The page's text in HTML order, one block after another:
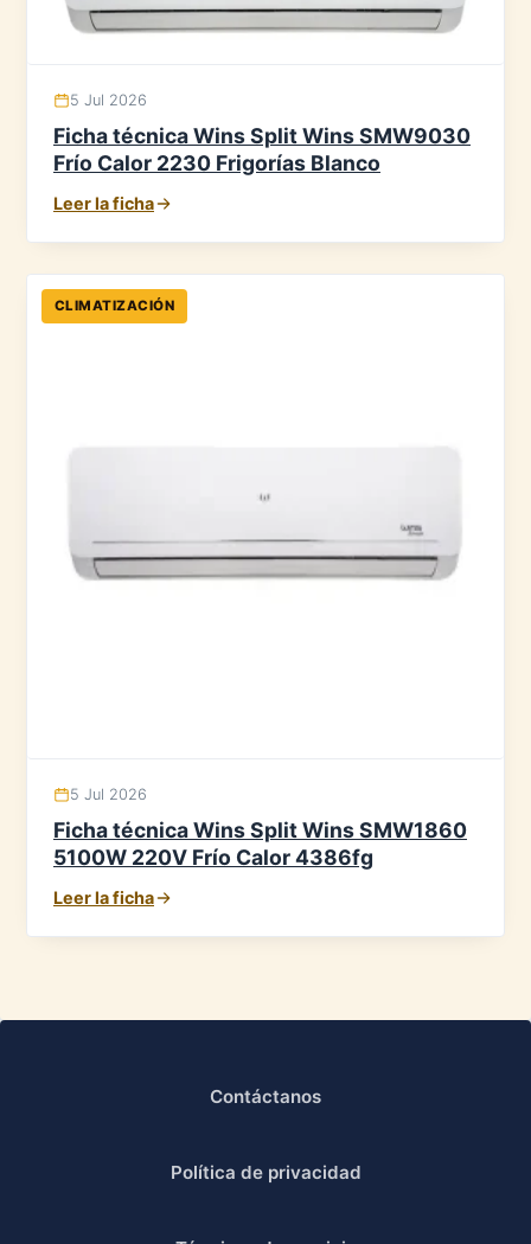
5 Jul 2026
Ficha técnica Wins Split Wins SMW9030
Frío Calor 2230 Frigorías Blanco
Leer la ficha
CLIMATIZACIÓN
5 Jul 2026
Ficha técnica Wins Split Wins SMW1860
5100W 220V Frío Calor 4386fg
Leer la ficha
Contáctanos
Política de privacidad